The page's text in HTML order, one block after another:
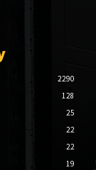
2290
128
25
22
22
19